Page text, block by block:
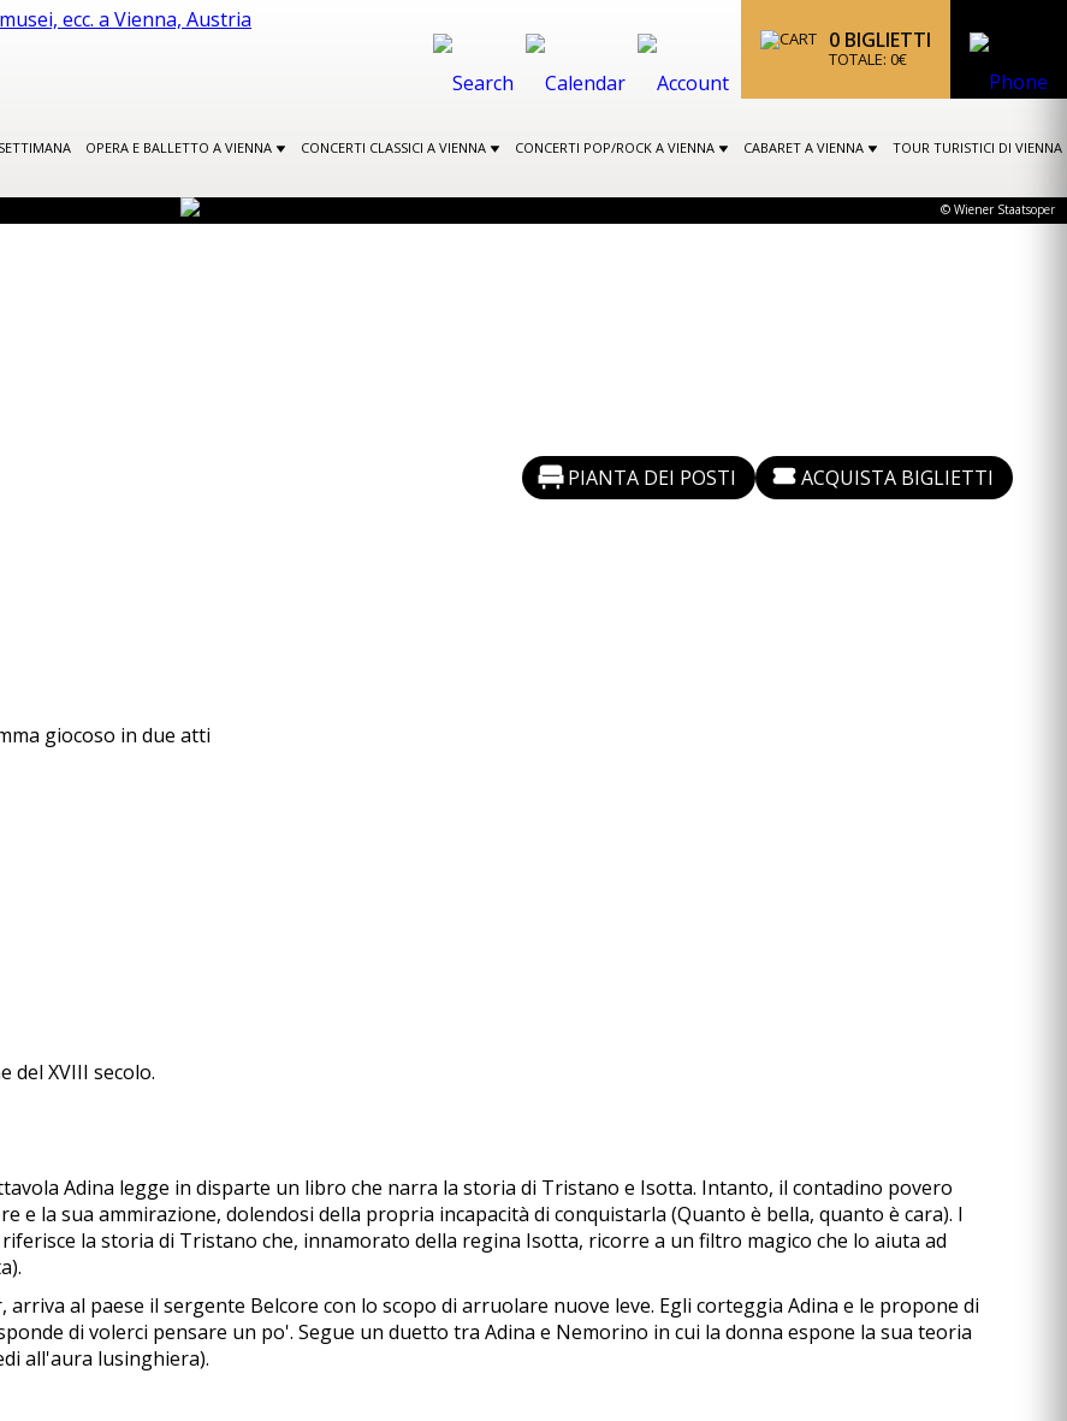
0 BIGLIETTI
TOTALE: 0€
OPERA E BALLETTO A VIENNA CONCERTI CLASSICI A VIENNA CONCERTI POP/ROCK A VIENNA CABARET A VIENNA TOUR TURISTICI DI VIENNA
© Wiener Staatsoper
PIANTA DEI POSTI ACQUISTA BIGLIETTI
giocoso in due atti
del XVIII secolo.
Adina legge in disparte un libro che narra la storia di Tristano e Isotta. Intanto, il contadino povero
e la sua ammirazione, dolendosi della propria incapacità di conquistarla (Quanto è bella, quanto è cara). I
la storia di Tristano che, innamorato della regina Isotta, ricorre a un filtro magico che lo aiuta ad
al paese il sergente Belcore con lo scopo di arruolare nuove leve. Egli corteggia Adina e le propone di
di volerci pensare un po'. Segue un duetto tra Adina e Nemorino in cui la donna espone la sua teoria
all'aura lusinghiera).